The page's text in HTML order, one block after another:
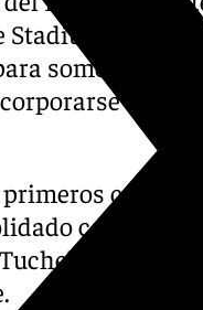
Stadium de
someterse al
a la
como una
desde su